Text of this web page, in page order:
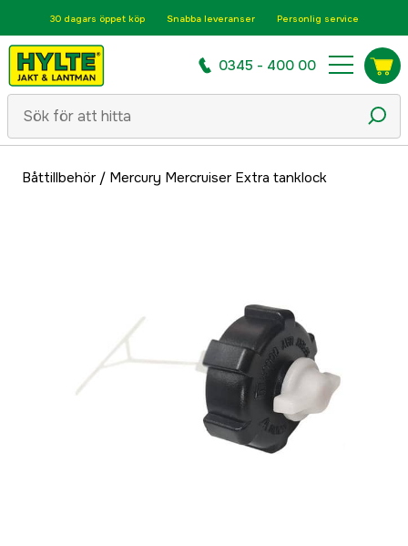
30 dagars öppet köp Snabba leveranser Personlig service
0345 - 400 00
Båttillbehör/ Mercury Mercruiser Extra tanklock